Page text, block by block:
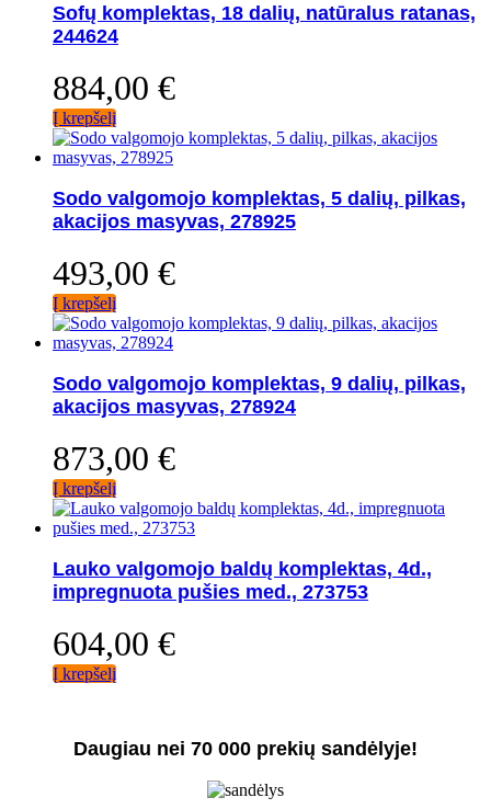
Sofų komplektas, 18 dalių, natūralus ratanas,
244624
884,00 €
Į krepšelį
Sodo valgomojo komplektas, 5 dalių, pilkas,
akacijos masyvas, 278925
493,00 €
Į krepšelį
Sodo valgomojo komplektas, 9 dalių, pilkas,
akacijos masyvas, 278924
873,00 €
Į krepšelį
Lauko valgomojo baldų komplektas, 4d.,
impregnuota pušies med., 273753
604,00 €
Į krepšelį
Daugiau nei 70 000 prekių sandėlyje!